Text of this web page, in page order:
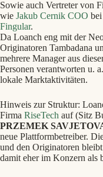
Sowie auch Vertreter von
wie Jakub Cernik COO
Fingular.
Da Loanch eng mit der
Originatoren Tambadana
mehrere Manager aus
Personen verantworten u.
lokale Marktaktivitäten.
Hinweis zur Struktur:
Firma RiseTech auf (Sitz
PRZEMEK
neue Plattformbetreiber.
und den Originatoren
damit eher im Konzern als